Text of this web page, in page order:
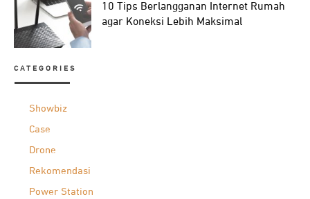
10 Tips Berlangganan Internet Rumah
agar Koneksi Lebih Maksimal
CATEGORIES
Showbiz
Case
Drone
Rekomendasi
Power Station